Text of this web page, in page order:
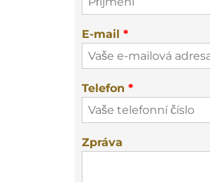
E-mail *
Telefon *
Zpráva